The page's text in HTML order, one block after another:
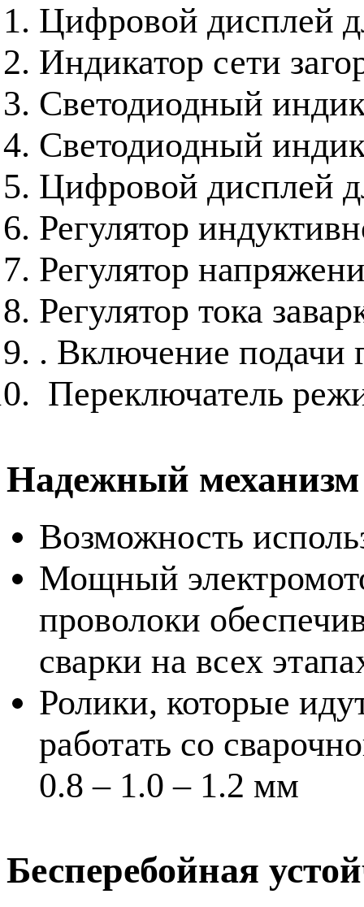
Цифровой дисплей
Индикатор сети
Светодиодный
Светодиодный
Цифровой дисплей
Регулятор
Регулятор
Регулятор тока
. Включение подачи
Переключатель
Надежный
Возможность
Мощный
проволоки
сварки на всех
Ролики, которые
работать со
0.8 – 1.0 – 1.2 мм
Бесперебойная